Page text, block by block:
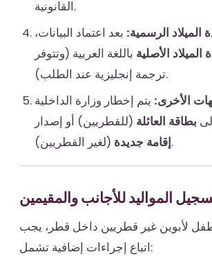
القانونية.
الميلاد الرسمية: بعد اعتماد البيانات،
الميلاد الأصلية باللغة العربية (وتتوفر
ترجمة إنجليزية عند الطلب).
الأخرى: يتم إخطار وزارة الداخلية
بطاقة العائلة (للقطريين) أو إصدار
إقامة جديدة(لغير القطريين).
المواليد للأجانب والمقيمين
لأبوين غير قطريين داخل قطر، يجب
اتباع إجراءات إضافية تشمل: